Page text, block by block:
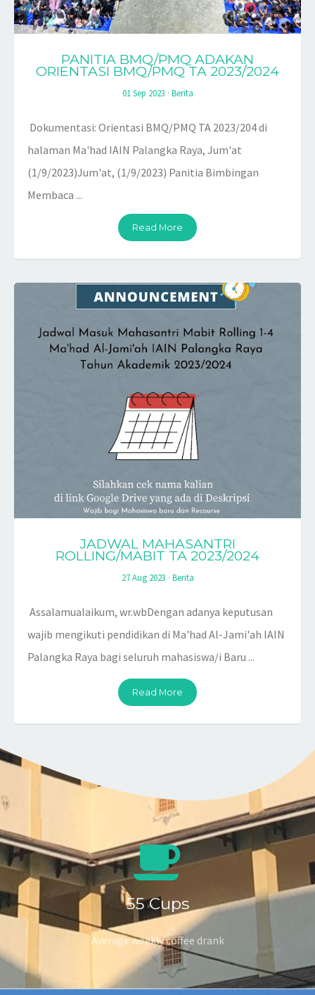
PANITIA BMQ/PMQ ADAKAN
ORIENTASI BMQ/PMQ TA 2023/2024
01 Sep 2023 · Berita
Dokumentasi: Orientasi BMQ/PMQ TA 2023/204 di
halaman Ma'had IAIN Palangka Raya, Jum'at
(1/9/2023)Jum'at, (1/9/2023) Panitia Bimbingan
Membaca ...
Read More
JADWAL MAHASANTRI
ROLLING/MABIT TA 2023/2024
27 Aug 2023 · Berita
Assalamualaikum, wr.wbDengan adanya keputusan
wajib mengikuti pendidikan di Ma'had Al-Jami'ah IAIN
Palangka Raya bagi seluruh mahasiswa/i Baru ...
Read More
55 Cups
Average weekly coffee drank